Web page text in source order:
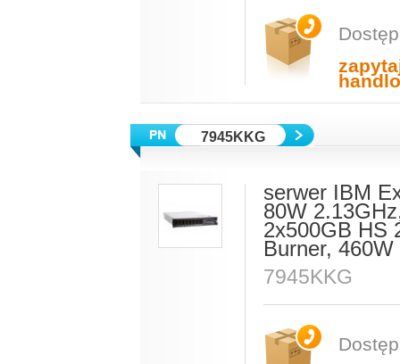
7945KKG
serwer IBM
80W
2x500GB HS
Burner,
7945KKG